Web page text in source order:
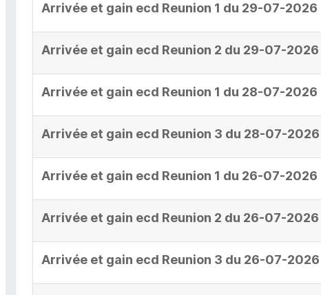
Arrivée et gain ecd Reunion 1 du 29-07-2026
Arrivée et gain ecd Reunion 2 du 29-07-2026
Arrivée et gain ecd Reunion 1 du 28-07-2026
Arrivée et gain ecd Reunion 3 du 28-07-2026
Arrivée et gain ecd Reunion 1 du 26-07-2026
Arrivée et gain ecd Reunion 2 du 26-07-2026
Arrivée et gain ecd Reunion 3 du 26-07-2026